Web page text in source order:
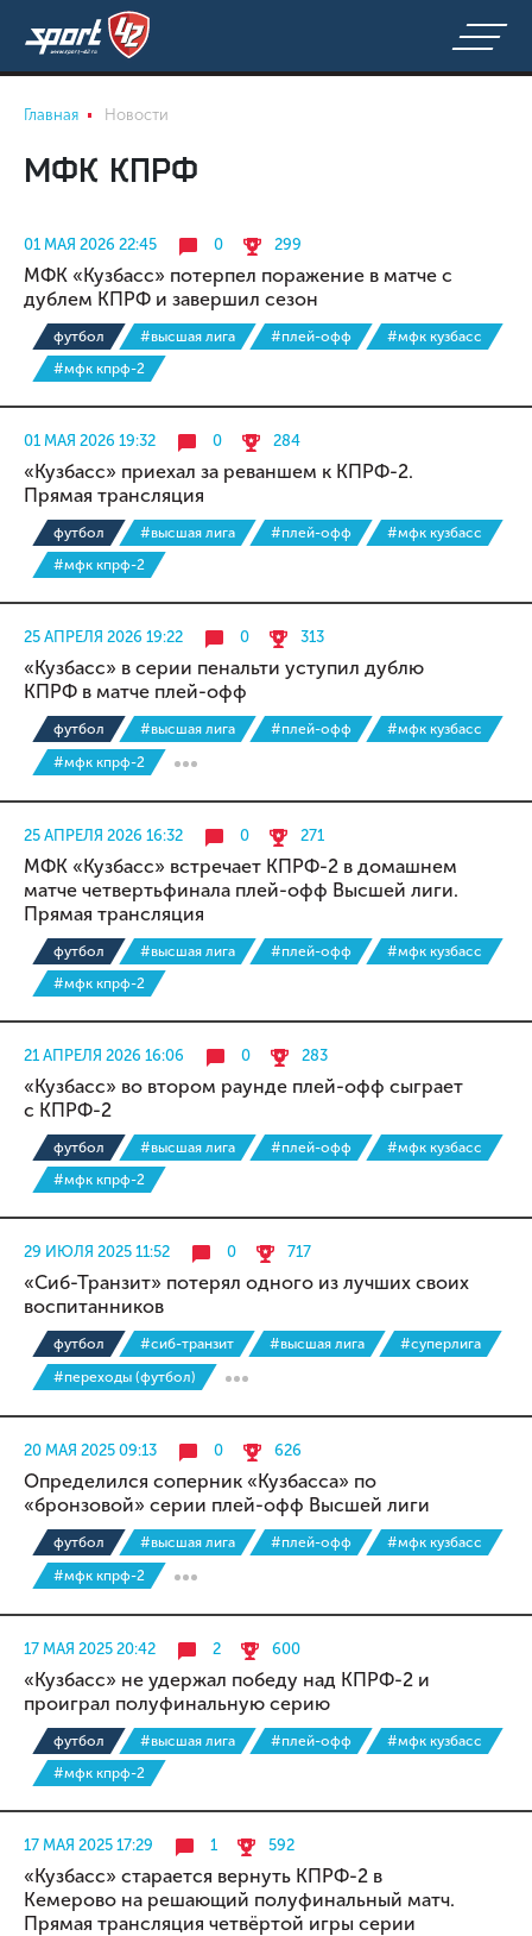
Главная Новости
МФК КПРФ
01 МАЯ 2026 22:45 0 299
МФК «Кузбасс» потерпел поражение в матче с
дублем КПРФ и завершил сезон
футбол #высшая лига #плей-офф
#мфк кузбасс
#мфк кпрф-2
01 МАЯ 2026 19:32 0 284
«Кузбасс» приехал за реваншем к КПРФ-2.
Прямая трансляция
футбол #высшая лига #плей-офф
#мфк кузбасс
#мфк кпрф-2
25 АПРЕЛЯ 2026 19:22 0 313
«Кузбасс» в серии пенальти уступил дублю
КПРФ в матче плей-офф
футбол #высшая лига #плей-офф
#мфк кузбасс
#мфк кпрф-2
25 АПРЕЛЯ 2026 16:32 0 271
МФК «Кузбасс» встречает КПРФ-2 в домашнем
матче четвертьфинала плей-офф Высшей лиги.
Прямая трансляция
футбол #высшая лига #плей-офф
#мфк кузбасс
#мфк кпрф-2
21 АПРЕЛЯ 2026 16:06 0 283
«Кузбасс» во втором раунде плей-офф сыграет
с КПРФ-2
футбол #высшая лига #плей-офф
#мфк кузбасс
#мфк кпрф-2
29 ИЮЛЯ 2025 11:52 0 717
«Сиб-Транзит» потерял одного из лучших своих
воспитанников
футбол #сиб-транзит #высшая лига
#суперлига
#переходы (футбол)
20 МАЯ 2025 09:13 0 626
Определился соперник «Кузбасса» по
«бронзовой» серии плей-офф Высшей лиги
футбол #высшая лига #плей-офф
#мфк кузбасс
#мфк кпрф-2
17 МАЯ 2025 20:42 2 600
«Кузбасс» не удержал победу над КПРФ-2 и
проиграл полуфинальную серию
футбол #высшая лига #плей-офф
#мфк кузбасс
#мфк кпрф-2
17 МАЯ 2025 17:29 1 592
«Кузбасс» старается вернуть КПРФ-2 в
Кемерово на решающий полуфинальный матч.
Прямая трансляция четвёртой игры серии